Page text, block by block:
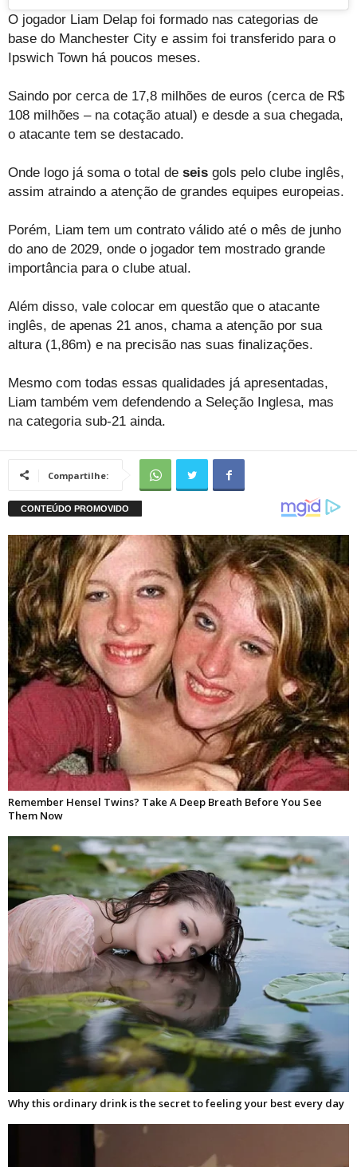
O jogador Liam Delap foi formado nas categorias de
base do Manchester City e assim foi transferido para o
Ipswich Town há poucos meses.
Saindo por cerca de 17,8 milhões de euros (cerca de R$
108 milhões – na cotação atual) e desde a sua chegada,
o atacante tem se destacado.
Onde logo já soma o total de seis gols pelo clube inglês,
assim atraindo a atenção de grandes equipes europeias.
Porém, Liam tem um contrato válido até o mês de junho
do ano de 2029, onde o jogador tem mostrado grande
importância para o clube atual.
Além disso, vale colocar em questão que o atacante
inglês, de apenas 21 anos, chama a atenção por sua
altura (1,86m) e na precisão nas suas finalizações.
Mesmo com todas essas qualidades já apresentadas,
Liam também vem defendendo a Seleção Inglesa, mas
na categoria sub-21 ainda.
Compartilhe: